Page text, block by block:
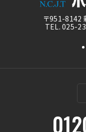
〒951-8142
TEL. 025-